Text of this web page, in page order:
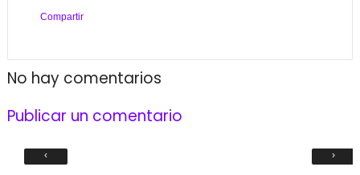
Compartir
No hay comentarios
Publicar un comentario
‹ ›